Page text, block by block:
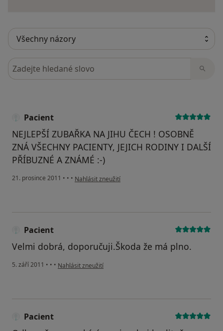
Hledejte v názorech
Pacient
NEJLEPŠÍ ZUBAŘKA NA JIHU ČECH ! OSOBNĚ
ZNÁ VŠECHNY PACIENTY, JEJICH RODINY I DALŠÍ
PŘÍBUZNÉ A ZNÁMÉ :-)
21. prosince 2011 • • • podle názoru uživatele Pacient
Nahlásit zneužití
Pacient
Velmi dobrá, doporučuji.Škoda že má plno.
5. září 2011 • • • podle názoru uživatele Pacient
Nahlásit zneužití
Pacient